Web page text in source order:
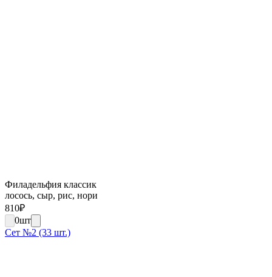
Филадельфия классик
лосось, сыр, рис, нори
810₽
0шт
Сет №2 (33 шт.)